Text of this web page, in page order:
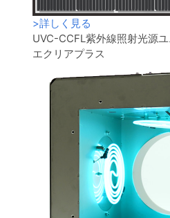
>詳しく見る
UVC-CCFL紫外線照射光源ユ
エクリアプラス